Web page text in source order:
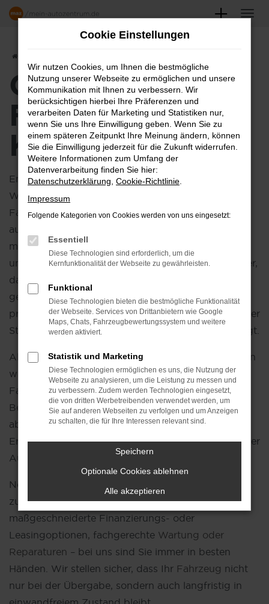
Zum
CUPRA
FORMENTOR
KAUFEN
Entdecken Sie den CUPRA Formentor, die perfekte
Wahl für all jene, die auf der Suche nach einem
Fahrzeug sind, das sowohl höchste Leistung als
auch außergewöhnlichen Komfort bietet. Mit
modernster Technologie, herausragendem Design
und innovativen Features stellt der Formentor sicher,
dass Sie auf jeder Fahrt das optimale Fahrerlebnis
genießen. Es vereint sportliche Dynamik mit
praktischen Eigenschaften, sodass es nicht nur in der
Stadt, sondern auch auf längeren Fahrten überzeugt.
Als Ihr vertrauenswürdiges CUPRA Autohaus bieten
wir Ihnen nicht nur ein breites Portfolio an
Fahrzeugen, sondern auch eine umfassende
Beratung, die individuell auf Ihre Bedürfnisse
abgestimmt ist. Unsere Expertise und langjährige
Erfahrung ermöglichen es uns, Sie kompetent bei der
Auswahl des perfekten Fahrzeugs zu unterstützen.
Neben dem Fahrzeugverkauf bieten wir Ihnen
zusätzlich viele Services rund um CUPRA. Ob
maßgeschneiderte Finanzierungs- oder
Leasingoptionen, fachgerechte Wartung oder
Reparaturen – bei uns sind Sie immer in besten
Händen. Wir stellen sicher, dass Ihr Fahrzeug nicht
nur bei der Übergabe, sondern auch langfristig in
Cookie Einstellungen
Wir nutzen Cookies, um Ihnen die bestmögliche
Nutzung unserer Webseite zu ermöglichen und unsere
Kommunikation mit Ihnen zu verbessern. Wir
berücksichtigen hierbei Ihre Präferenzen und
verarbeiten Daten für Marketing und Statistiken nur,
wenn Sie uns Ihre Einwilligung geben. Wenn Sie zu
einem späteren Zeitpunkt Ihre Meinung ändern, können
Sie die Einwilligung jederzeit für die Zukunft widerrufen.
Weitere Informationen zum Umfang der
Datenverarbeitung finden Sie hier:
Datenschutzerklärung Cookie-Richtlinie
Impressum
Folgende Kategorien von Cookies werden von uns eingesetzt:
Essentiell
Diese Technologien sind erforderlich, um die
Kernfunktionalität der Webseite zu gewährleisten.
Funktional
Diese Technologien bieten die bestmögliche Funktionalität
der Webseite. Services von Drittanbietern wie Google
Maps, Chats, Fahrzeugbewertungssystem und weitere
werden aktiviert.
Statistik und Marketing
Diese Technologien ermöglichen es uns, die Nutzung der
Webseite zu analysieren, um die Leistung zu messen und
zu verbessern. Zudem werden Technologien eingesetzt,
die von dritten Werbetreibenden verwendet werden, um
Sie auf anderen Webseiten zu verfolgen und um Anzeigen
zu schalten, die für Ihre Interessen relevant sind.
Speichern
Optionale Cookies ablehnen
Alle akzeptieren